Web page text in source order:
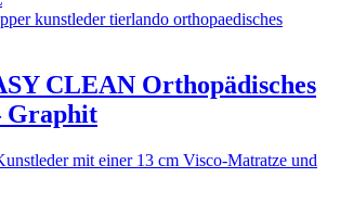
CLEAN Orthopädisches
Graphit
mit einer 13 cm Visco-Matratze und